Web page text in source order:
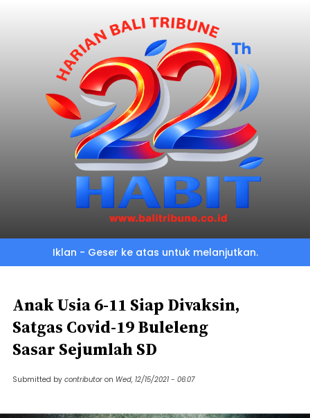
Iklan - Geser ke atas untuk melanjutkan.
Anak Usia 6-11 Siap Divaksin,
Satgas Covid-19 Buleleng
Sasar Sejumlah SD
Submitted by contributor on Wed, 12/15/2021 - 06:07